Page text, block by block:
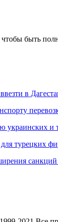
чтобы быть
в
украинских и
турецких